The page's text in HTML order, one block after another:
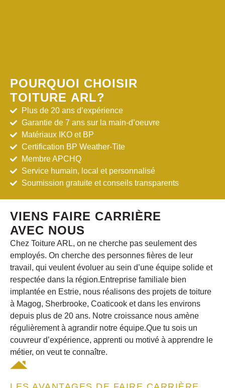
POURQUOI CHOISIR
TOITURE ARL?
Plus de 20 ans d’expérience
Garantie de 7 ans sur la main-d’oeuvre
Matériaux IKO et BP
Certification BP Weather-Tite
Membre APCHQ
Service humain, local et personnalisé
Soumission gratuite et conseils transparents
VIENS FAIRE CARRIÈRE
AVEC NOUS
Chez Toiture ARL, on ne cherche pas seulement des
employés. On cherche des personnes fières de leur
travail, qui veulent évoluer au sein d’une équipe solide et
respectée dans la région.Entreprise familiale bien
implantée en Estrie, nous réalisons des projets de toiture
à Magog, Sherbrooke, Coaticook et dans les environs
depuis plus de 20 ans. Notre croissance nous amène
régulièrement à agrandir notre équipe.Que tu sois un
couvreur d’expérience, apprenti ou motivé à apprendre le
métier, on veut te connaître.